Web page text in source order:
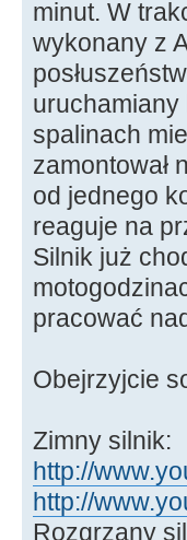
minut. W
wykonany z
uruchamiany
spalinach
zamontował
od jednego
reaguje na
Silnik już
pracować
Obejrzyjcie
Zimny silnik:
http://
http://
Rozgrzany